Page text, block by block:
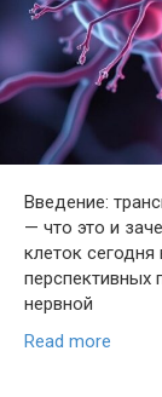
Введение:
— что это и
клеток
перспективных
нервной
Read more